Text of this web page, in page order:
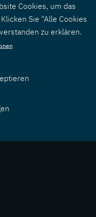
Cookies, um das
Sie "Alle Cookies
zu erklären.